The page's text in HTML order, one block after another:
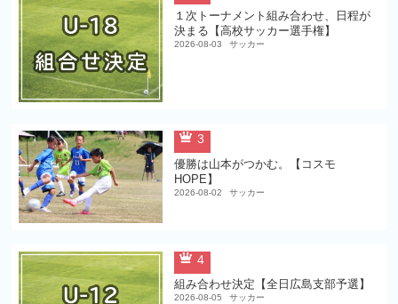
１次トーナメント組み合わせ、日程が
決まる【高校サッカー選手権】
2026-08-03 サッカー
3
優勝は山本がつかむ。【コスモ
HOPE】
2026-08-02 サッカー
4
組み合わせ決定【全日広島支部予選】
2026-08-05 サッカー